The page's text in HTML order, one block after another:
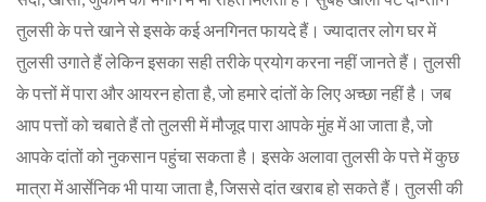
तुलसी के पत्ते खाने से इसके कई अनगिनत फायदे हैं। ज्यादातर लोग घर में
तुलसी उगाते हैं लेकिन इसका सही तरीके प्रयोग करना नहीं जानते हैं। तुलसी
के पत्तों में पारा और आयरन होता है, जो हमारे दांतों के लिए अच्छा नहीं है। जब
आप पत्तों को चबाते हैं तो तुलसी में मौजूद पारा आपके मुंह में आ जाता है, जो
आपके दांतों को नुकसान पहुंचा सकता है। इसके अलावा तुलसी के पत्ते में कुछ
मात्रा में आर्सेनिक भी पाया जाता है, जिससे दांत खराब हो सकते हैं। तुलसी की